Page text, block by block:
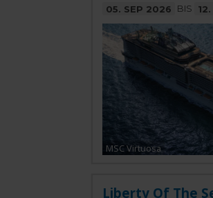
05. SEP 2026 BIS
MSC Virtuosa
Liberty Of The